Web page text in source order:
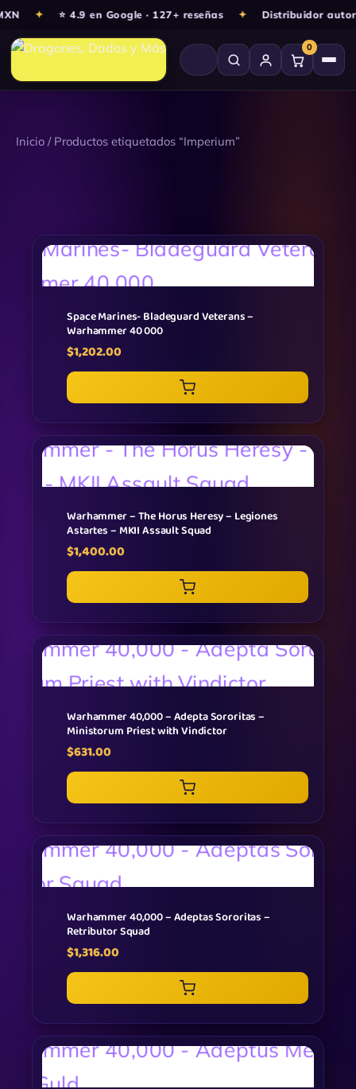
✦ ⭐ 4.9 en Google · 127+ reseñas ✦ Distribuidor
0
Ir
contenido
Inicio / Productos etiquetados “Imperium”
Space Marines- Bladeguard Veterans –
Warhammer 40 000
$1,202.00
Warhammer – The Horus Heresy – Legiones
Astartes – MKII Assault Squad
$1,400.00
Warhammer 40,000 – Adepta Sororitas –
Ministorum Priest with Vindictor
$631.00
Warhammer 40,000 – Adeptas Sororitas –
Retributor Squad
$1,316.00